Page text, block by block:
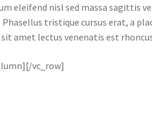
eleifend nisl sed massa sagittis
tristique cursus erat, a
amet lectus venenatis est
vc_row]